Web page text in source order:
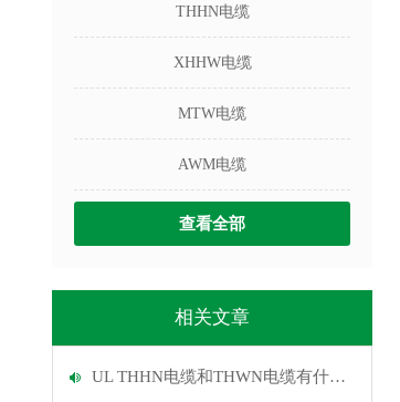
THHN电缆
XHHW电缆
MTW电缆
AWM电缆
查看全部
相关文章
UL THHN电缆和THWN电缆有什么区别?